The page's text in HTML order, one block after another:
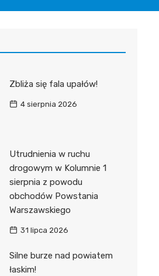
Zbliża się fala upałów!
4 sierpnia 2026
Utrudnienia w ruchu
drogowym w Kolumnie 1
sierpnia z powodu
obchodów Powstania
Warszawskiego
31 lipca 2026
Silne burze nad powiatem
łaskim!